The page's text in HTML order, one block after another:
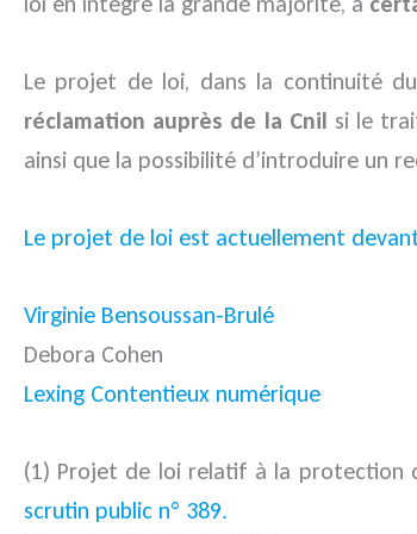
Le projet de loi, dans la continuité
réclamation auprès de la Cnil si le
ainsi que la possibilité d’introduire un
Le projet de loi est actuellement
Virginie Bensoussan-Brulé
Debora Cohen
Lexing Contentieux numérique
(1) Projet de loi relatif à la protection
scrutin public n° 389.